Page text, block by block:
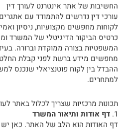
החשיבות של אתר אינטרנט לעורך דין
עורכי דין נדרשים להתמודד עם
לקוחות מחפשים מקצועיות, ניסיון
כרטיס הביקור הדיגיטלי של המשרד
המשפטיות בצורה ממוקדת וברורה.
מחפשים מידע ברשת לפני קבלת
ההבדל בין לקוח פוטנציאלי שנכנס
למתחרים.
תכונות מרכזיות שצריך לכלול באתר
1. דף אודות ותיאור המשרד
דף האודות הוא הלב של האתר. כאן